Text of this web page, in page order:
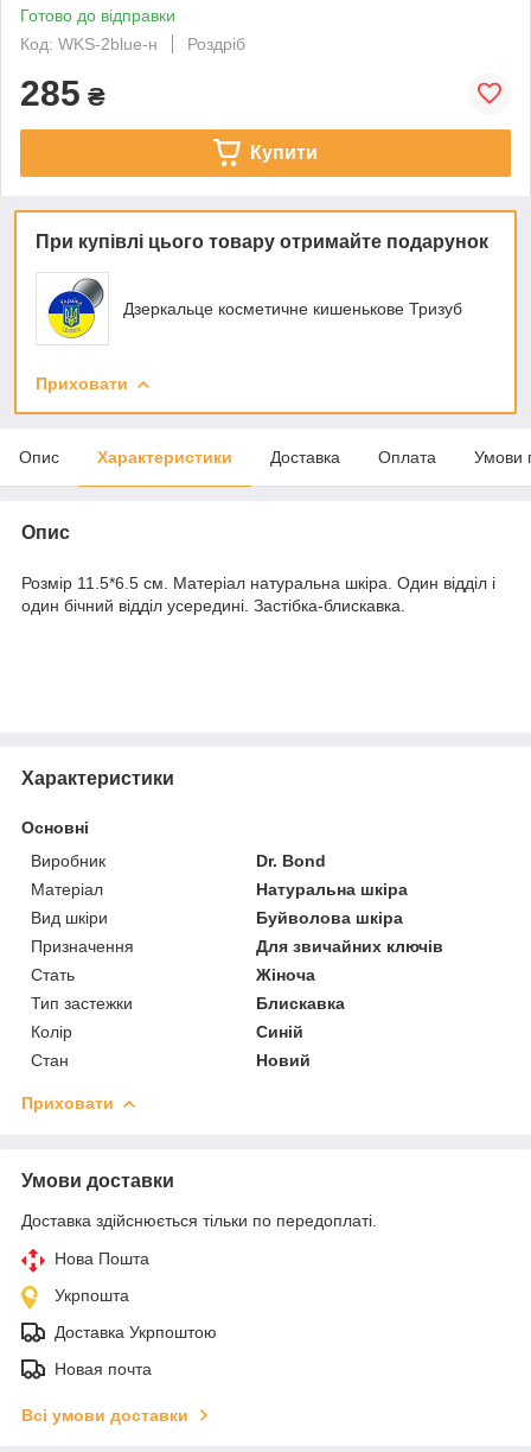
Готово до відправки
Код: WKS-2blue-н
Роздріб
285 ₴
Купити
При купівлі цього товару отримайте подарунок
Дзеркальце косметичне кишенькове Тризуб
Приховати
Опис Характеристики Доставка Оплата Умови
Опис
Розмір 11.5*6.5 см. Матеріал натуральна шкіра. Один відділ і
один бічний відділ усередині. Застібка-блискавка.
Характеристики
Основні
Виробник
Dr. Bond
Матеріал
Натуральна шкіра
Вид шкіри
Буйволова шкіра
Призначення
Для звичайних ключів
Стать
Жіноча
Тип застежки
Блискавка
Колір
Синій
Стан
Новий
Приховати
Умови доставки
Доставка здійснюється тільки по передоплаті.
Нова Пошта
Укрпошта
Доставка Укрпоштою
Новая почта
Всі умови доставки